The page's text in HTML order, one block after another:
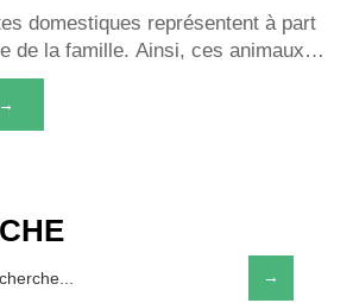
domestiques représentent à part
de la famille. Ainsi, ces animaux…